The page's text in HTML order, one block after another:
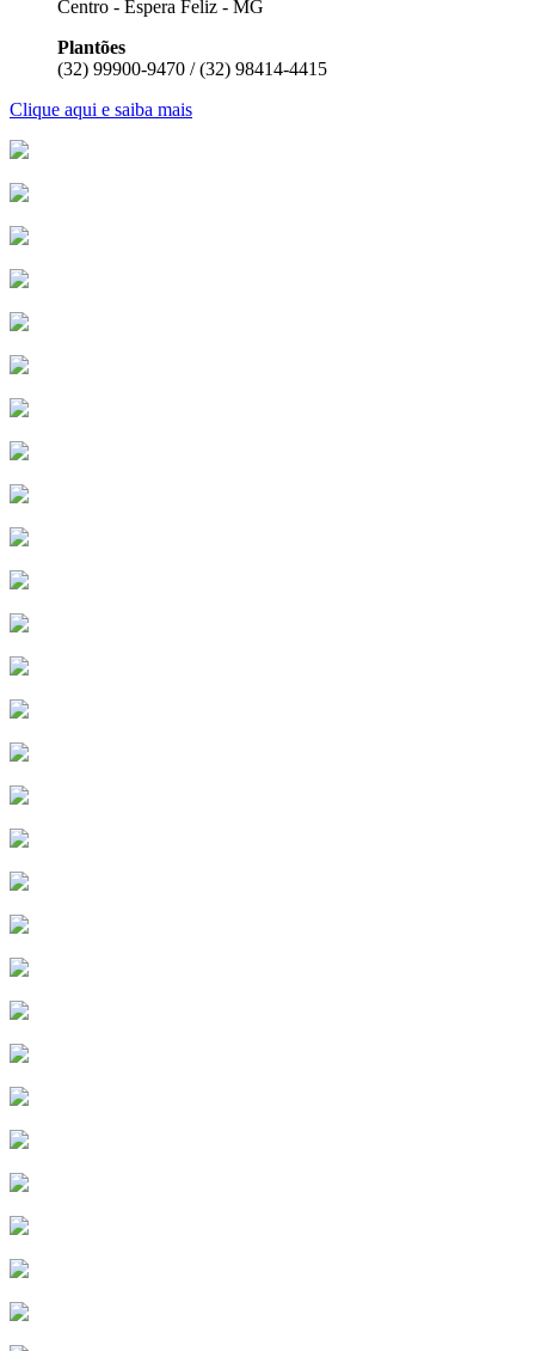
Centro - Espera Feliz - MG
Plantões
(32) 99900-9470 / (32) 98414-4415
Clique aqui e saiba mais